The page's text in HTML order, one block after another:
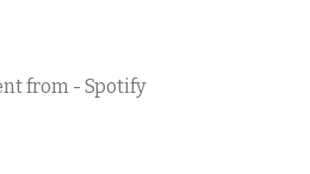
from - Spotify